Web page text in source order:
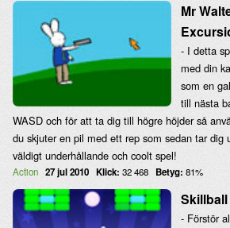
Mr
- I detta
med din
som en
till nästa
WASD och för att ta dig till högre höjder så
du skjuter en pil med ett rep som sedan tar dig
väldigt underhållande och coolt spel!
Action 27 jul 2010 Klick: 32 468 Betyg: 81%
Skillball
- Förstör